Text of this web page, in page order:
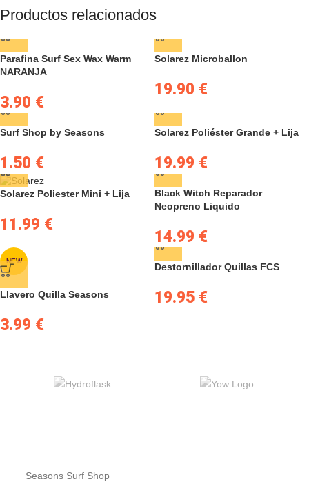
Productos relacionados
Parafina Surf Sex Wax Warm
NARANJA
3.90 €
Solarez Microballon
19.90 €
Surf Shop by Seasons
1.50 €
Solarez Poliéster Grande + Lija
19.99 €
Solarez Poliester Mini + Lija
11.99 €
Black Witch Reparador
Neopreno Liquido
14.99 €
NEW
Llavero Quilla Seasons
3.99 €
Destornillador Quillas FCS
19.95 €
Seasons Surf Shop